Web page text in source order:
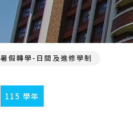
暑假轉學-日間及進修學制
115 學年